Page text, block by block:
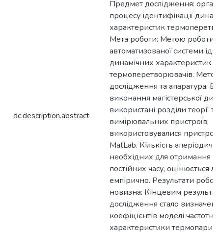
dc.description.abstract
Предмет дослідження:
процесу ідентифікації
характеристик
Мета роботи: Метою роботи
автоматизованої системи
динамічних характеристик
термоперетворювачів.
дослідження та апаратура: В
виконання магістерської
використані розділи теорії
вимірювальних пристроїв,
використовувалися пристрої
MatLab. Кількість
необхідних для отримання
постійних часу, оцінюється
емпірично. Результати
новизна: Кінцевим
дослідження стало
коефіцієнтів моделі частотної
характеристики термопари..